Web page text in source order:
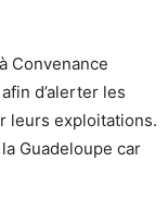
Convenance
d’alerter les
leurs exploitations.
Guadeloupe car